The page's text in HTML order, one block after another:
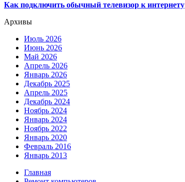
Как подключить обычный телевизор к интернету
Архивы
Июль 2026
Июнь 2026
Май 2026
Апрель 2026
Январь 2026
Декабрь 2025
Апрель 2025
Декабрь 2024
Ноябрь 2024
Январь 2024
Ноябрь 2022
Январь 2020
Февраль 2016
Январь 2013
Главная